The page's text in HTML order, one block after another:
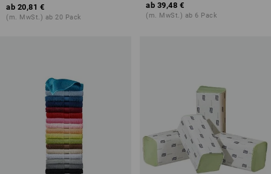
ab 20,81 €
(m. MwSt.) ab 20 Pack
ab 39,48 €
(m. MwSt.) ab 6 Pack